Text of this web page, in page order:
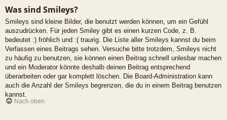
Was sind Smileys?
Smileys sind kleine Bilder, die benutzt werden können, um ein Gefühl
auszudrücken. Für jeden Smiley gibt es einen kurzen Code, z. B.
bedeutet :) fröhlich und :( traurig. Die Liste aller Smileys kannst du beim
Verfassen eines Beitrags sehen. Versuche bitte trotzdem, Smileys nicht
zu häufig zu benutzen, sie können einen Beitrag schnell unlesbar machen
und ein Moderator könnte deshalb deinen Beitrag entsprechend
überarbeiten oder gar komplett löschen. Die Board-Administration kann
auch die Anzahl der Smileys begrenzen, die du in einem Beitrag benutzen
kannst.
Nach oben